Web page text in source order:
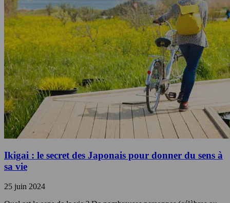
Ikigai : le secret des Japonais pour donner du sens à
sa vie
25 juin 2024